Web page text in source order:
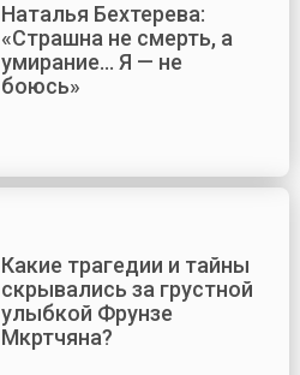
Наталья Бехтерева:
«Страшна не смерть, а
умирание... Я — не
боюсь»
Какие трагедии и тайны
скрывались за грустной
улыбкой Фрунзе
Мкртчяна?